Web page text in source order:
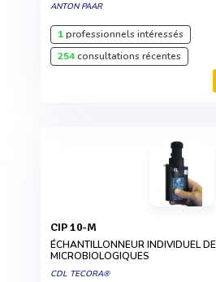
ANTON PAAR
1professionnels intéressés
254consultations récentes
CIP 10-M
ÉCHANTILLONNEUR INDIVIDUEL
MICROBIOLOGIQUES
CDL TECORA®